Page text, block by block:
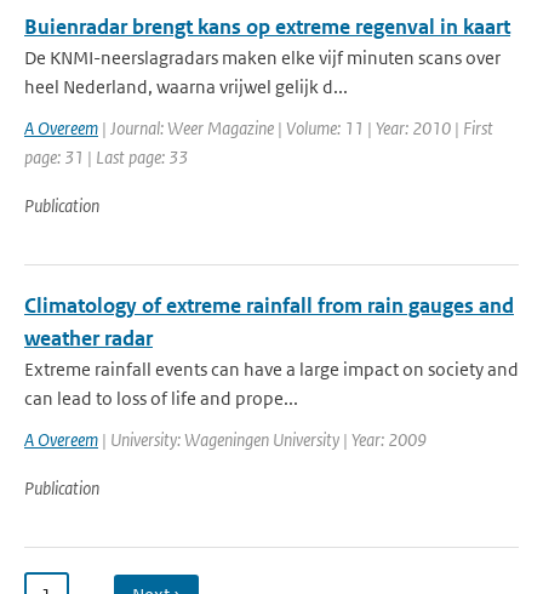
Buienradar brengt kans op extreme regenval in kaart
De KNMI-neerslagradars maken elke vijf minuten scans over
heel Nederland, waarna vrijwel gelijk d...
A Overeem | Journal: Weer Magazine | Volume: 11 | Year: 2010 | First
page: 31 | Last page: 33
Publication
Climatology of extreme rainfall from rain gauges and
weather radar
Extreme rainfall events can have a large impact on society and
can lead to loss of life and prope...
A Overeem | University: Wageningen University | Year: 2009
Publication